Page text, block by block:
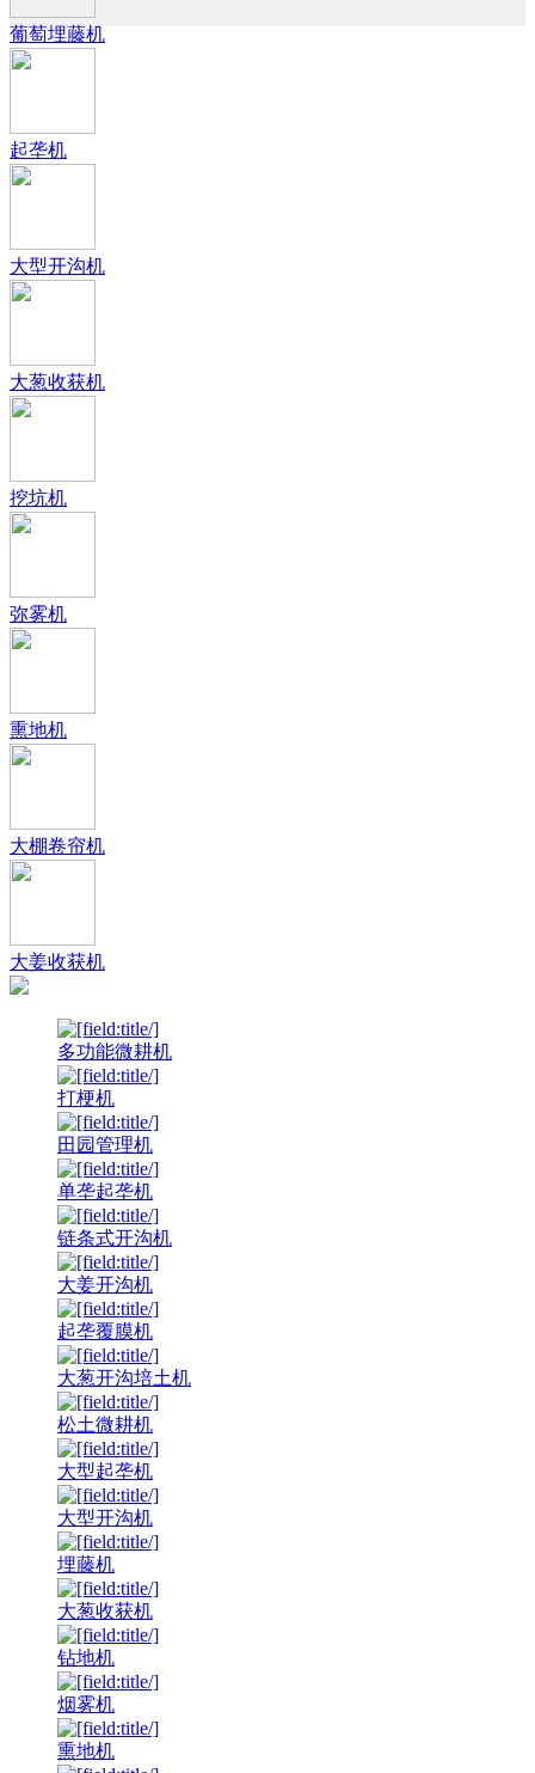
葡萄埋藤机
起垄机
大型开沟机
大葱收获机
挖坑机
弥雾机
熏地机
大棚卷帘机
大姜收获机
多功能微耕机
打梗机
田园管理机
单垄起垄机
链条式开沟机
大姜开沟机
起垄覆膜机
大葱开沟培土机
松土微耕机
大型起垄机
大型开沟机
埋藤机
大葱收获机
钻地机
烟雾机
熏地机